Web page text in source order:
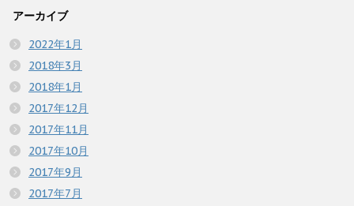
アーカイブ
2022年1月
2018年3月
2018年1月
2017年12月
2017年11月
2017年10月
2017年9月
2017年7月